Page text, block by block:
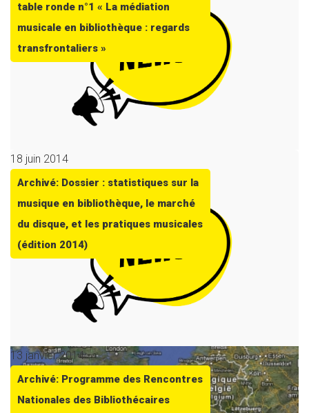
table ronde n°1 « La médiation
musicale en bibliothèque : regards
transfrontaliers »
18 juin 2014
Archivé: Dossier : statistiques sur la
musique en bibliothèque, le marché
du disque, et les pratiques musicales
(édition 2014)
13 janvier 2014
Archivé: Programme des Rencontres
Nationales des Bibliothécaires